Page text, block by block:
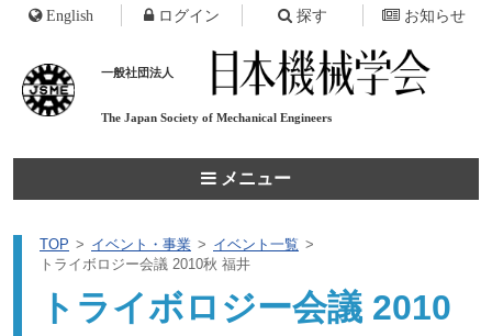
一般社団法人
The Japan Society of Mechanical Engineers
メニュー
English ログイン 探す お知らせ
TOP イベント・事業
イベント一覧
トライボロジー会議 2010秋 福井
トライボロジー会議 2010